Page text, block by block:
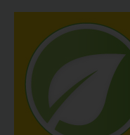
Campanhas
Join /
Gold
Overview
PT/PT